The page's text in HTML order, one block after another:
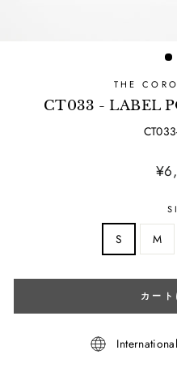
THE
CT033 - LABEL
S M
カート